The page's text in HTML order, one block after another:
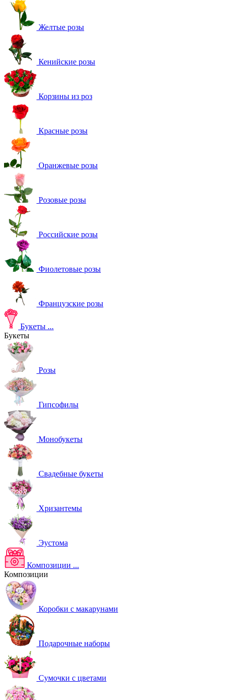
Желтые розы
Кенийские розы
Корзины из роз
Красные розы
Оранжевые розы
Розовые розы
Российские розы
Фиолетовые розы
Французские розы
Букеты ...
Букеты
Розы
Гипсофилы
Монобукеты
Свадебные букеты
Хризантемы
Эустома
Композиции ...
Композиции
Коробки с макарунами
Подарочные наборы
Сумочки с цветами